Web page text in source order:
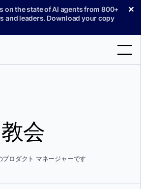
on the state of AI agents from 800+
and leaders. Download your copy
✕
会
ロダクト マネージャーです